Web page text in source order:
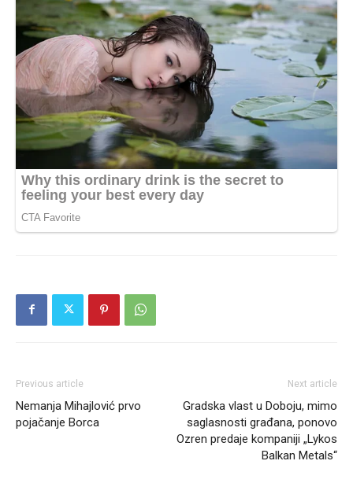
Previous article
Nemanja Mihajlović prvo
pojačanje Borca
Next article
Gradska vlast u Doboju, mimo
saglasnosti građana, ponovo
Ozren predaje kompaniji „Lykos
Balkan Metals“